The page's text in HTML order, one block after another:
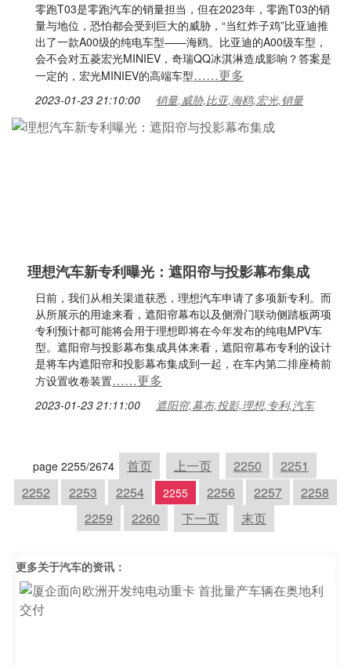
零跑T03是零跑汽车的销量担当，但在2023年，零跑T03的销
量与地位，恐怕都会受到巨大的威胁，“当红炸子鸡”比亚迪推
出了一款A00级的纯电车型——海鸥。比亚迪的A00级车型，
会不会对五菱宏光MINIEV，奇瑞QQ冰淇淋造成影响？答案是
一定的，宏光MINIEV的高端车型……更多
2023-01-23 21:10:00 销量,威胁,比亚,海鸥,宏光,销量
理想汽车新专利曝光：遮阳帘与投影幕布集成
日前，我们从相关渠道获悉，理想汽车申请了多项新专利。而
从所展示的用途来看，遮阳帘幕布以及侧滑门联动侧踏板两项
专利预计都可能将会用于理想即将在今年发布的纯电MPV车
型。遮阳帘与投影幕布集成具体来看，遮阳帘幕布专利的设计
是将车内遮阳帘和投影幕布集成到一起，在车内第二排座椅前
方设置收卷装置……更多
2023-01-23 21:11:00 遮阳帘,幕布,投影,理想,专利,汽车
page 2255/2674 首页 上一页 2250
2251
2252
2253 2254 2255 2256 2257
2258
2259
2260 下一页 末页
更多关于汽车的资讯：